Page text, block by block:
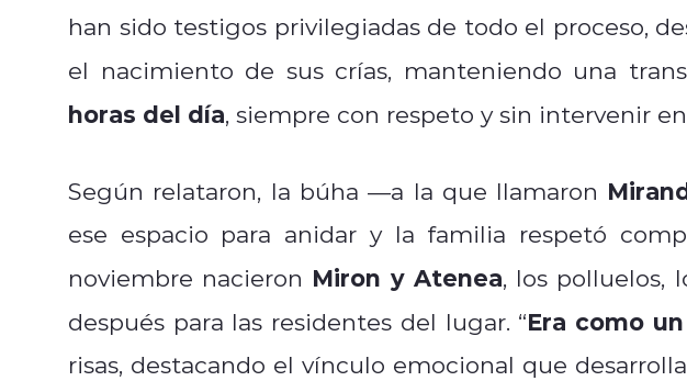
han sido testigos privilegiadas de todo el proceso,
el nacimiento de sus crías, manteniendo una
horas del día, siempre con respeto y sin intervenir
Según relataron, la búha —a la que llamaron
ese espacio para anidar y la familia respetó
noviembre nacieron Miron y Atenea, los polluelos,
después para las residentes del lugar. “Era como
risas, destacando el vínculo emocional que